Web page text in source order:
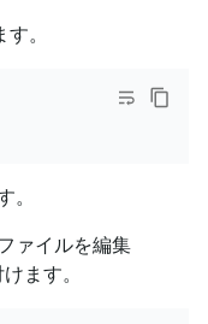
。
。
ァイルを編集
ます。